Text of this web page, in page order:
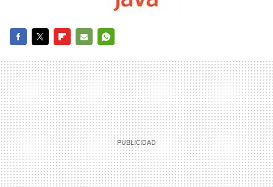
MAIL